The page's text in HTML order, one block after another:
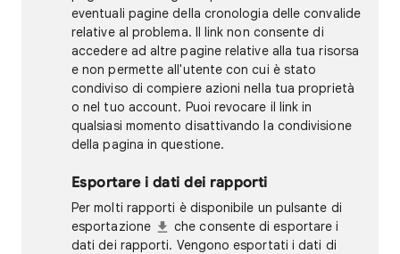
eventuali pagine della cronologia delle convalide
relative al problema. Il link non consente di
accedere ad altre pagine relative alla tua risorsa
e non permette all'utente con cui è stato
condiviso di compiere azioni nella tua proprietà
o nel tuo account. Puoi revocare il link in
qualsiasi momento disattivando la condivisione
della pagina in questione.
Esportare i dati dei rapporti
Per molti rapporti è disponibile un pulsante di
esportazione
che consente di esportare i
dati dei rapporti. Vengono esportati i dati di